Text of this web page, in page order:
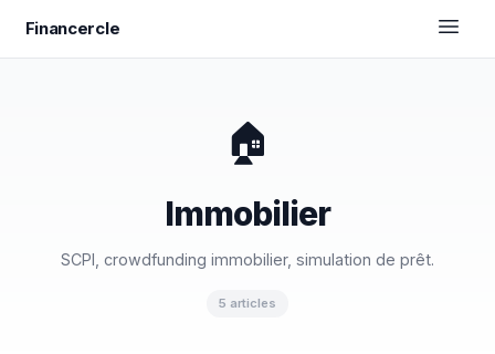
Financercle
🏠
Immobilier
SCPI, crowdfunding immobilier, simulation de prêt.
5 articles